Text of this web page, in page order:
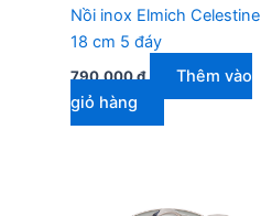
Nồi inox Elmich Celestine
18 cm 5 đáy
790.000₫
Thêm vào
giỏ hàng